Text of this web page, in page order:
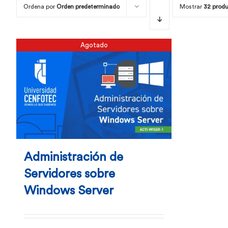
Ordena por Orden predeterminado Mostrar 32
Agotado
Administración de
Servidores sobre
Windows Server